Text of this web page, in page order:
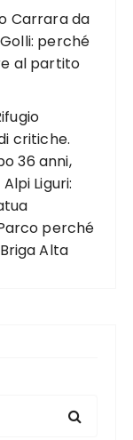
Carrara da
perché
al partito
critiche.
36 anni,
Liguri:
perché
Alta